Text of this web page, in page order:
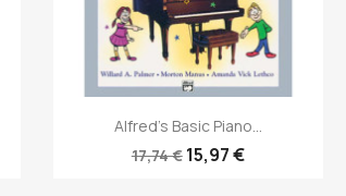
Anteprima
Alfred's Basic Piano...
17,74 € 15,97 €